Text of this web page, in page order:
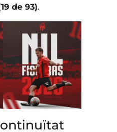
de 93).